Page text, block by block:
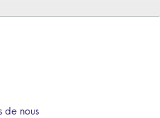
de nous